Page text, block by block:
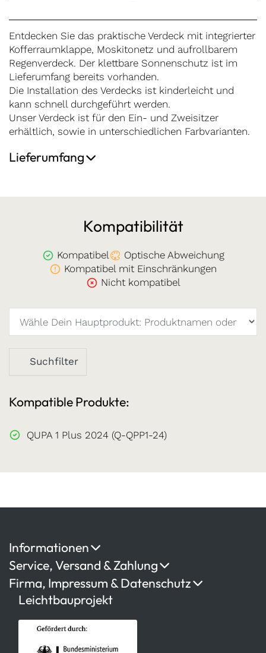
Entdecken Sie das praktische Verdeck mit integrierter
Kofferraumklappe, Moskitonetz und aufrollbarem
Regenverdeck. Der klettbare Sonnenschutz ist im
Lieferumfang bereits vorhanden.
Die Installation des Verdecks ist kinderleicht und
kann schnell durchgeführt werden.
Unser Verdeck ist für den Ein- und Zweisitzer
erhältlich, sowie in unterschiedlichen Farbvarianten.
Lieferumfang
Kompatibilität
Kompatibel
Optische Abweichung
Kompatibel mit Einschränkungen
Nicht kompatibel
Suchfilter
Kompatible Produkte:
QUPA 1 Plus 2024 (Q-QPP1-24)
Informationen
Service, Versand & Zahlung
Firma, Impressum & Datenschutz
Leichtbauprojekt